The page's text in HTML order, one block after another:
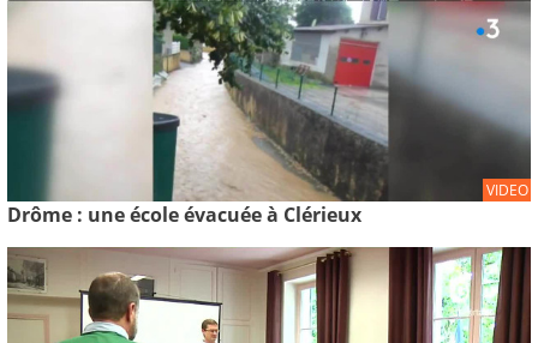
VIDEO
Drôme : une école évacuée à Clérieux